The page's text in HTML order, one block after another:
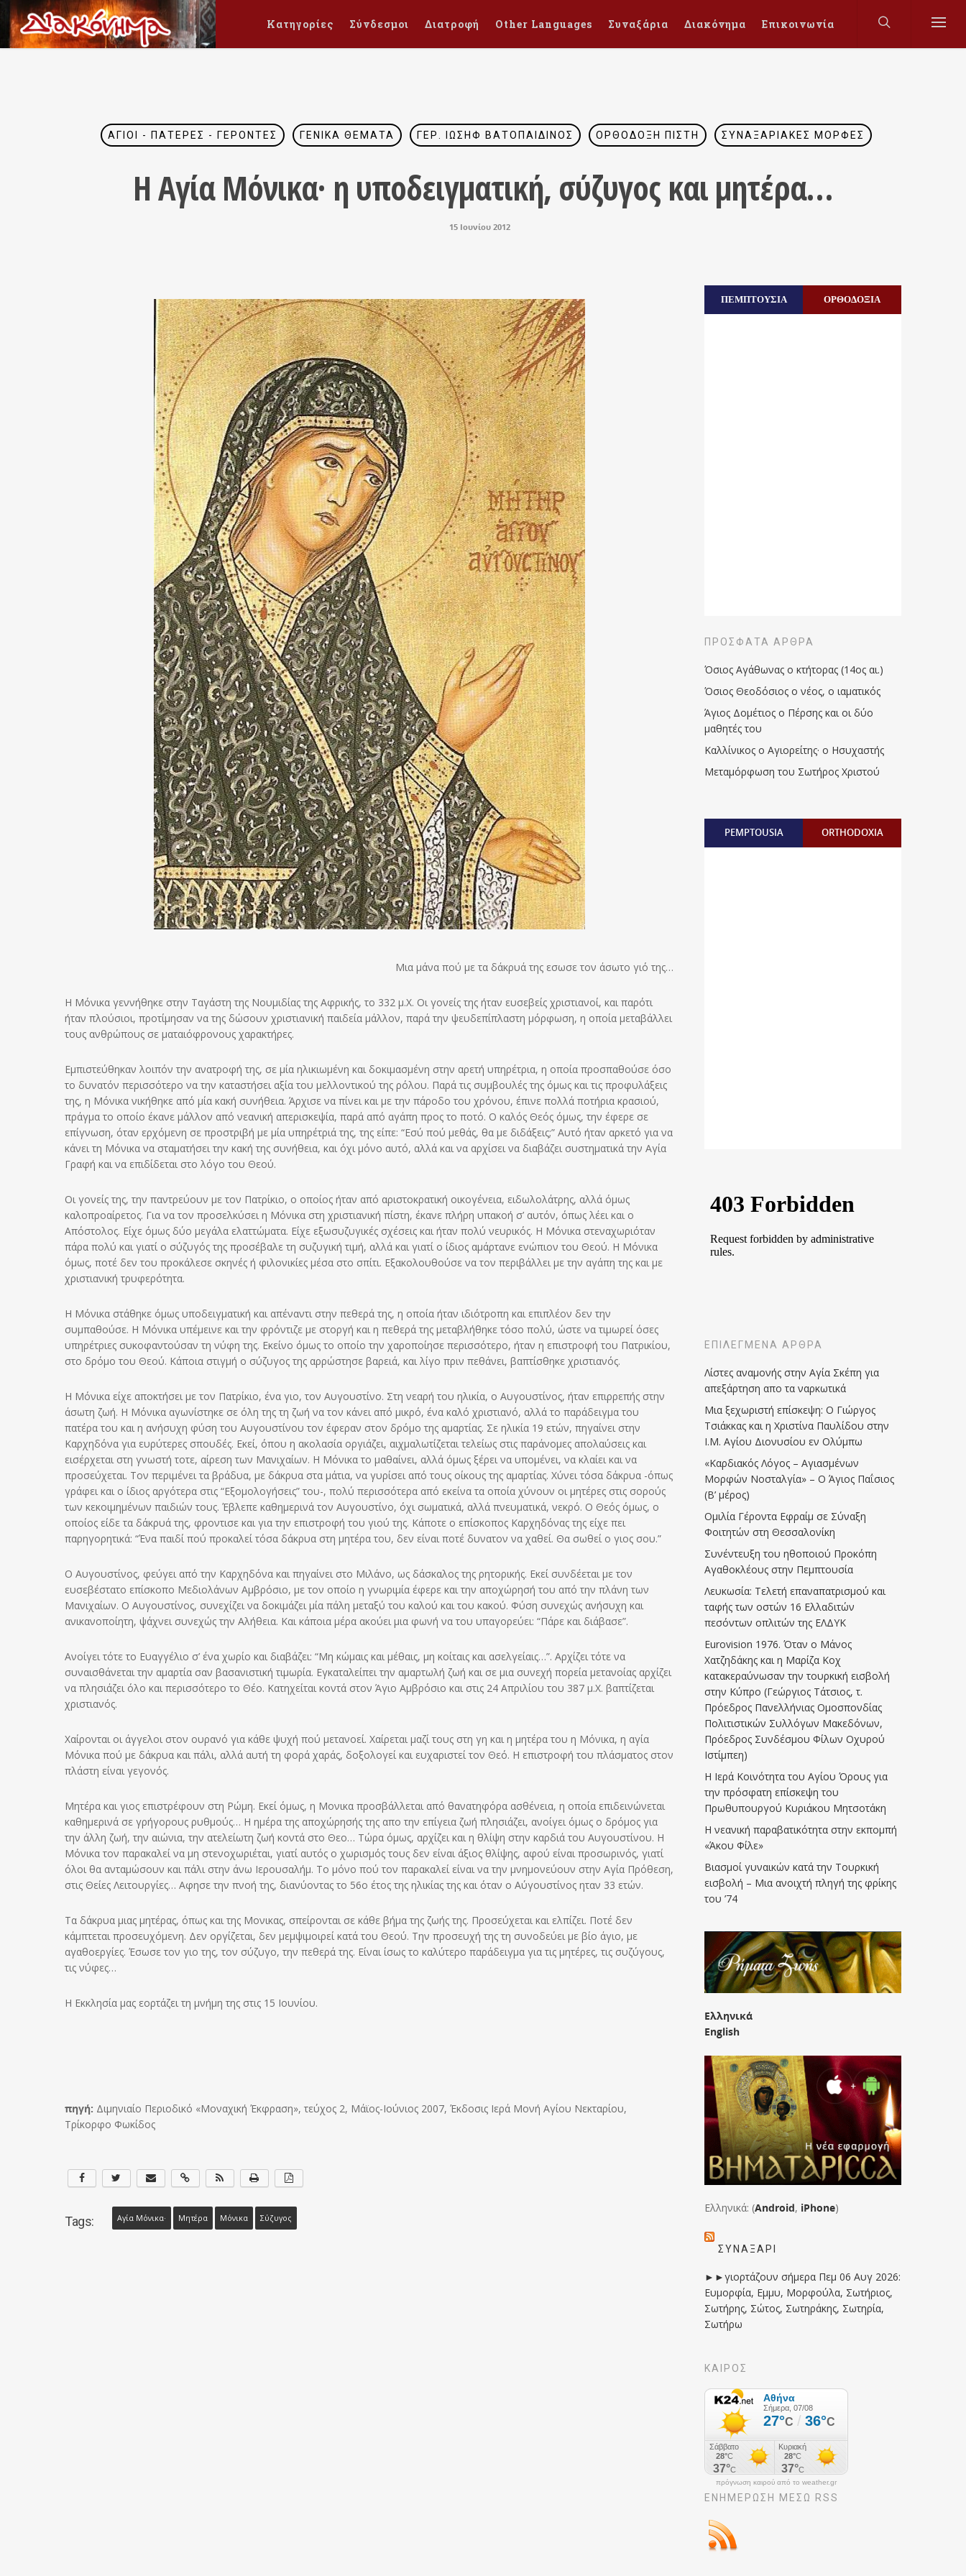
Κατηγορίες Σύνδεσμοι Διατροφή Other Languages Συναξάρια Διακόνημα Επικοινωνία
ΆΓΙΟΙ - ΠΑΤΈΡΕΣ - ΓΈΡΟΝΤΕΣ ΓΕΝΙΚΆ ΘΈΜΑΤΑ ΓΈΡ. ΙΩΣΉΦ ΒΑΤΟΠΑΙΔΙΝΌΣ ΟΡΘΌΔΟΞΗ ΠΊΣΤΗ ΣΥΝΑΞΑΡΙΑΚΈΣ ΜΟΡΦΈΣ
Η Αγία Μόνικα· η υποδειγματική, σύζυγος και μητέρα…
15 Ιουνίου 2012
Μια μάνα πού με τα δάκρυά της εσωσε τον άσωτο γιό της…
Η Μόνικα γεννήθηκε στην Ταγάστη της Νουμιδίας της Αφρικής, το 332 μ.Χ. Οι γονείς της ήταν ευσεβείς χριστιανοί, και παρότι
ήταν πλούσιοι, προτίμησαν να της δώσουν χριστιανική παιδεία μάλλον, παρά την ψευδεπίπλαστη μόρφωση, η οποία μεταβάλλει
τους ανθρώπους σε ματαιόφρονους χαρακτήρες.
Εμπιστεύθηκαν λοιπόν την ανατροφή της, σε μία ηλικιωμένη και δοκιμασμένη στην αρετή υπηρέτρια, η οποία προσπαθούσε όσο
το δυνατόν περισσότερο να την καταστήσει αξία του μελλοντικού της ρόλου. Παρά τις συμβουλές της όμως και τις προφυλάξεις
της, η Μόνικα νικήθηκε από μία κακή συνήθεια. Άρχισε να πίνει και με την πάροδο του χρόνου, έπινε πολλά ποτήρια κρασιού,
πράγμα το οποίο έκανε μάλλον από νεανική απερισκεψία, παρά από αγάπη προς το ποτό. Ο καλός Θεός όμως, την έφερε σε
επίγνωση, όταν ερχόμενη σε προστριβή με μία υπηρέτριά της, της είπε: “Εσύ πού μεθάς, θα με διδάξεις;” Αυτό ήταν αρκετό για να
κάνει τη Μόνικα να σταματήσει την κακή της συνήθεια, και όχι μόνο αυτό, αλλά και να αρχίσει να διαβάζει συστηματικά την Αγία
Γραφή και να επιδίδεται στο λόγο του Θεού.
Οι γονείς της, την παντρεύουν με τον Πατρίκιο, ο οποίος ήταν από αριστοκρατική οικογένεια, ειδωλολάτρης, αλλά όμως
καλοπροαίρετος. Για να τον προσελκύσει η Μόνικα στη χριστιανική πίστη, έκανε πλήρη υπακοή σ’ αυτόν, όπως λέει και ο
Απόστολος. Είχε όμως δύο μεγάλα ελαττώματα. Είχε εξωσυζυγικές σχέσεις και ήταν πολύ νευρικός. Η Μόνικα στεναχωριόταν
πάρα πολύ και γιατί ο σύζυγός της προσέβαλε τη συζυγική τιμή, αλλά και γιατί ο ίδιος αμάρτανε ενώπιον του Θεού. Η Μόνικα
όμως, ποτέ δεν του προκάλεσε σκηνές ή φιλονικίες μέσα στο σπίτι. Εξακολουθούσε να τον περιβάλλει με την αγάπη της και με
χριστιανική τρυφερότητα.
Η Μόνικα στάθηκε όμως υποδειγματική και απέναντι στην πεθερά της, η οποία ήταν ιδιότροπη και επιπλέον δεν την
συμπαθούσε. Η Μόνικα υπέμεινε και την φρόντιζε με στοργή και η πεθερά της μεταβλήθηκε τόσο πολύ, ώστε να τιμωρεί όσες
υπηρέτριες συκοφαντούσαν τη νύφη της. Εκείνο όμως το οποίο την χαροποίησε περισσότερο, ήταν η επιστροφή του Πατρικίου,
στο δρόμο του Θεού. Κάποια στιγμή ο σύζυγος της αρρώστησε βαρειά, και λίγο πριν πεθάνει, βαπτίσθηκε χριστιανός.
Η Μόνικα είχε αποκτήσει με τον Πατρίκιο, ένα γιο, τον Αυγουστίνο. Στη νεαρή του ηλικία, ο Αυγουστίνος, ήταν επιρρεπής στην
άσωτη ζωή. Η Μόνικα αγωνίστηκε σε όλη της τη ζωή να τον κάνει από μικρό, ένα καλό χριστιανό, αλλά το παράδειγμα του
πατέρα του και η ανήσυχη φύση του Αυγουστίνου τον έφεραν στον δρόμο της αμαρτίας. Σε ηλικία 19 ετών, πηγαίνει στην
Καρχηδόνα για ευρύτερες σπουδές. Εκεί, όπου η ακολασία οργιάζει, αιχμαλωτίζεται τελείως στις παράνομες απολαύσεις και
εισέρχεται στη γνωστή τοτε, αίρεση των Μανιχαίων. Η Μόνικα το μαθαίνει, αλλά όμως ξέρει να υπομένει, να κλαίει και να
προσεύχεται. Τον περιμένει τα βράδυα, με δάκρυα στα μάτια, να γυρίσει από τους οίκους της αμαρτίας. Χύνει τόσα δάκρυα -όπως
γράφει και ο ίδιος αργότερα στις “Εξομολογήσεις” του-, πολύ περισσότερα από εκείνα τα οποία χύνουν οι μητέρες στις σορούς
των κεκοιμημένων παιδιών τους. Έβλεπε καθημερινά τον Αυγουστίνο, όχι σωματικά, αλλά πνευματικά, νεκρό. Ο Θεός όμως, ο
οποίος είδε τα δάκρυά της, φροντισε και για την επιστροφή του γιού της. Κάποτε ο επίσκοπος Καρχηδόνας της είχε πει
παρηγορητικά: “Ένα παιδί πού προκαλεί τόσα δάκρυα στη μητέρα του, δεν είναι ποτέ δυνατον να χαθεί. Θα σωθεί ο γιος σου.”
Ο Αυγουστίνος, φεύγει από την Καρχηδόνα και πηγαίνει στο Μιλάνο, ως δάσκαλος της ρητορικής. Εκεί συνδέεται με τον
ευσεβέστατο επίσκοπο Μεδιολάνων Αμβρόσιο, με τον οποίο η γνωριμία έφερε και την αποχώρησή του από την πλάνη των
Μανιχαίων. Ο Αυγουστίνος, συνεχίζει να δοκιμάζει μία πάλη μεταξύ του καλού και του κακού. Φύση συνεχώς ανήσυχη και
ανικανοποίητη, ψάχνει συνεχώς την Αλήθεια. Και κάποια μέρα ακούει μια φωνή να του υπαγορεύει: “Πάρε και διάβασε”.
Ανοίγει τότε το Ευαγγέλιο σ’ ένα χωρίο και διαβάζει: “Μη κώμαις και μέθαις, μη κοίταις και ασελγείαις…”. Αρχίζει τότε να
συναισθάνεται την αμαρτία σαν βασανιστική τιμωρία. Εγκαταλείπει την αμαρτωλή ζωή και σε μια συνεχή πορεία μετανοίας αρχίζει
να πλησιάζει όλο και περισσότερο το Θέο. Κατηχείται κοντά στον Άγιο Αμβρόσιο και στις 24 Απριλίου του 387 μ.Χ. βαπτίζεται
χριστιανός.
Χαίρονται οι άγγελοι στον ουρανό για κάθε ψυχή πού μετανοεί. Χαίρεται μαζί τους στη γη και η μητέρα του η Μόνικα, η αγία
Μόνικα πού με δάκρυα και πάλι, αλλά αυτή τη φορά χαράς, δοξολογεί και ευχαριστεί τον Θεό. Η επιστροφή του πλάσματος στον
πλάστη είναι γεγονός.
Μητέρα και γιος επιστρέφουν στη Ρώμη. Εκεί όμως, η Μονικα προσβάλλεται από θανατηφόρα ασθένεια, η οποία επιδεινώνεται
καθημερινά σε γρήγορους ρυθμούς… Η ημέρα της αποχώρησής της απο την επίγεια ζωή πλησιάζει, ανοίγει όμως ο δρόμος για
την άλλη ζωή, την αιώνια, την ατελείωτη ζωή κοντά στο Θεο… Τώρα όμως, αρχίζει και η θλίψη στην καρδιά του Αυγουστίνου. Η
Μόνικα τον παρακαλεί να μη στενοχωριέται, γιατί αυτός ο χωρισμός τους δεν είναι άξιος θλίψης, αφού είναι προσωρινός, γιατί
όλοι θα ανταμώσουν και πάλι στην άνω Ιερουσαλήμ. Το μόνο πού τον παρακαλεί είναι να την μνημονεύουν στην Αγία Πρόθεση,
στις Θείες Λειτουργίες… Αφησε την πνοή της, διανύοντας το 56ο έτος της ηλικίας της και όταν ο Αύγουστίνος ηταν 33 ετών.
Τα δάκρυα μιας μητέρας, όπως και της Μονικας, σπείρονται σε κάθε βήμα της ζωής της. Προσεύχεται και ελπίζει. Ποτέ δεν
κάμπτεται προσευχόμενη. Δεν οργίζεται, δεν μεμψιμοιρεί κατά του Θεού. Την προσευχή της τη συνοδεύει με βίο άγιο, με
αγαθοεργίες. Έσωσε τον γιο της, τον σύζυγο, την πεθερά της. Είναι ίσως το καλύτερο παράδειγμα για τις μητέρες, τις συζύγους,
τις νύφες…
Η Εκκλησία μας εορτάζει τη μνήμη της στις 15 Ιουνίου.
πηγή: Διμηνιαίο Περιοδικό «Μοναχική Έκφραση», τεύχος 2, Μάϊος-Ιούνιος 2007, Έκδοσις Ιερά Μονή Αγίου Νεκταρίου,
Τρίκορφο Φωκίδος
Tags: Αγία Μόνικα· Μητέρα Μόνικα Σύζυγος
ΠΕΜΠΤΟΥΣΙΑ ΟΡΘΟΔΟΞΙΑ
ΠΡΌΣΦΑΤΑ ΆΡΘΡΑ
Όσιος Αγάθωνας ο κτήτορας (14ος αι.)
Όσιος Θεοδόσιος ο νέος, ο ιαματικός
Άγιος Δομέτιος ο Πέρσης και οι δύο
μαθητές του
Καλλίνικος ο Αγιορείτης · ο Ησυχαστής
Μεταμόρφωση του Σωτήρος Χριστού
PEMPTOUSIA ORTHODOXIA
ΕΠΙΛΕΓΜΈΝΑ ΆΡΘΡΑ
Λίστες αναμονής στην Αγία Σκέπη για
απεξάρτηση απο τα ναρκωτικά
Μια ξεχωριστή επίσκεψη: Ο Γιώργος
Τσιάκκας και η Χριστίνα Παυλίδου στην
Ι.Μ. Αγίου Διονυσίου εν Ολύμπω
«Καρδιακός Λόγος – Αγιασμένων
Μορφών Νοσταλγία» – Ο Άγιος Παΐσιος
(Β’ μέρος)
Ομιλία Γέροντα Εφραίμ σε Σύναξη
Φοιτητών στη Θεσσαλονίκη
Συνέντευξη του ηθοποιού Προκόπη
Αγαθοκλέους στην Πεμπτουσία
Λευκωσία: Τελετή επαναπατρισμού και
ταφής των οστών 16 Ελλαδιτών
πεσόντων οπλιτών της ΕΛΔΥΚ
Eurovision 1976. Όταν ο Μάνος
Χατζηδάκης και η Μαρίζα Κοχ
κατακεραύνωσαν την τουρκική εισβολή
στην Κύπρο (Γεώργιος Τάτσιος, τ.
Πρόεδρος Πανελλήνιας Ομοσπονδίας
Πολιτιστικών Συλλόγων Μακεδόνων,
Πρόεδρος Συνδέσμου Φίλων Οχυρού
Ιστίμπεη)
Η Ιερά Κοινότητα του Αγίου Όρους για
την πρόσφατη επίσκεψη του
Πρωθυπουργού Κυριάκου Μητσοτάκη
Η νεανική παραβατικότητα στην εκπομπή
«Άκου Φίλε»
Βιασμοί γυναικών κατά την Τουρκική
εισβολή – Μια ανοιχτή πληγή της φρίκης
του ’74
Ελληνικά
English
Ελληνικά: (Android, iPhone)
ΣΥΝΑΞΆΡΙ
►►γιορτάζουν σήμερα Πεμ 06 Αυγ 2026:
Ευμορφία, Εμμυ, Μορφούλα, Σωτήριος,
Σωτήρης, Σώτος, Σωτηράκης, Σωτηρία,
Σωτήρω
ΚΑΙΡΟΣ
πρόγνωση καιρού από το weather.gr
ΕΝΗΜΈΡΩΣΉ ΜΕΣΩ RSS